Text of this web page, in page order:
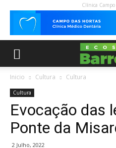
Clínica
Inicio Cultura Cultura
Cultura
Evocação das
Ponte da
2 Julho, 2022